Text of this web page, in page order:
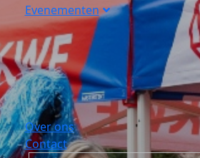
Evenementen
Over ons
Contact